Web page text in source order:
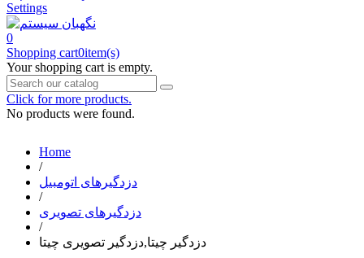
Settings
0
Shopping cart0item(s)
Your shopping cart is empty.
Click for more products.
No products were found.
Home
/
دزدگیرهای اتومبیل
/
دزدگیرهای تصویری
/
دزدگیر چیتا,دزدگیر تصویری چیتا